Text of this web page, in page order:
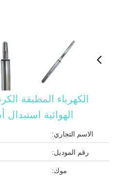
الكهرباء المطبقة
الهوائية
الاسم التجاري:
رقم الموديل:
موك: